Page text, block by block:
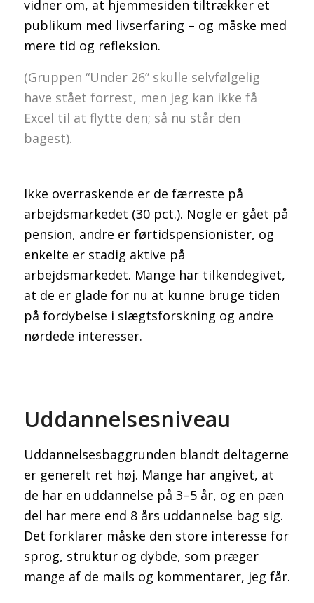
vidner om, at hjemmesiden tiltrækker et
publikum med livserfaring – og måske med
mere tid og refleksion.
(Gruppen “Under 26” skulle selvfølgelig
have stået forrest, men jeg kan ikke få
Excel til at flytte den; så nu står den
bagest).
Ikke overraskende er de færreste på
arbejdsmarkedet (30 pct.). Nogle er gået på
pension, andre er førtidspensionister, og
enkelte er stadig aktive på
arbejdsmarkedet. Mange har tilkendegivet,
at de er glade for nu at kunne bruge tiden
på fordybelse i slægtsforskning og andre
nørdede interesser.
Uddannelsesniveau
Uddannelsesbaggrunden blandt deltagerne
er generelt ret høj. Mange har angivet, at
de har en uddannelse på 3–5 år, og en pæn
del har mere end 8 års uddannelse bag sig.
Det forklarer måske den store interesse for
sprog, struktur og dybde, som præger
mange af de mails og kommentarer, jeg får.